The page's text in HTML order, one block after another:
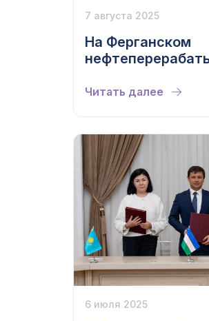
7 августа 2025
На Ферганском
авиационного
Читать далее
6 июля 2025